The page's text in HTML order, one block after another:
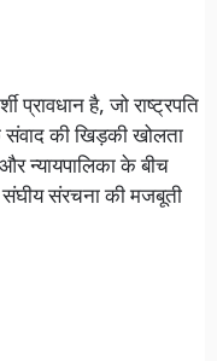
प्रावधान है, जो राष्ट्रपति
संवाद की खिड़की खोलता
न्यायपालिका के बीच
संरचना की मजबूती